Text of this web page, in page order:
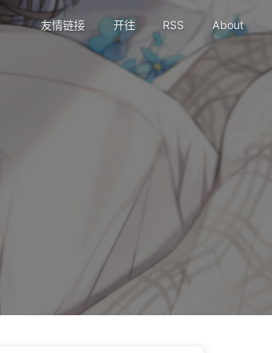
友情链接 开往 RSS About